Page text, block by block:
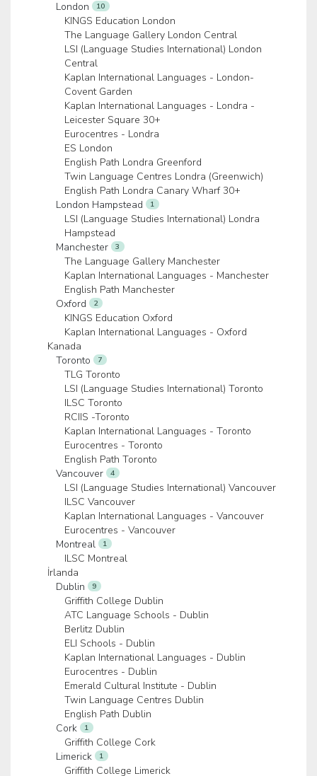
London
10
KINGS Education London
The Language Gallery London Central
LSI (Language Studies International) London
Central
Kaplan International Languages - London-
Covent Garden
Kaplan International Languages - Londra -
Leicester Square 30+
Eurocentres - Londra
ES London
English Path Londra Greenford
Twin Language Centres Londra (Greenwich)
English Path Londra Canary Wharf 30+
London Hampstead
1
LSI (Language Studies International) Londra
Hampstead
Manchester
3
The Language Gallery Manchester
Kaplan International Languages - Manchester
English Path Manchester
Oxford
2
KINGS Education Oxford
Kaplan International Languages - Oxford
Kanada
Toronto
7
TLG Toronto
LSI (Language Studies International) Toronto
ILSC Toronto
RCIIS -Toronto
Kaplan International Languages - Toronto
Eurocentres - Toronto
English Path Toronto
Vancouver
4
LSI (Language Studies International) Vancouver
ILSC Vancouver
Kaplan International Languages - Vancouver
Eurocentres - Vancouver
Montreal
1
ILSC Montreal
İrlanda
Dublin
9
Griffith College Dublin
ATC Language Schools - Dublin
Berlitz Dublin
ELI Schools - Dublin
Kaplan International Languages - Dublin
Eurocentres - Dublin
Emerald Cultural Institute - Dublin
Twin Language Centres Dublin
English Path Dublin
Cork
1
Griffith College Cork
Limerick
1
Griffith College Limerick